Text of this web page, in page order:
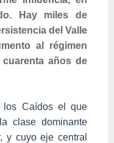
Hay miles de
del Valle
al régimen
años de
Caídos el que
clase dominante
y cuyo eje central